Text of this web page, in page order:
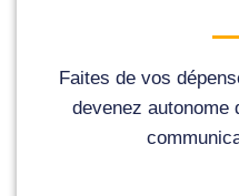
Faites de vos
devenez autonome